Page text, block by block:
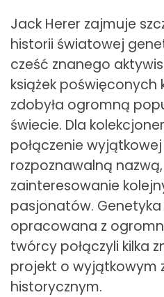
Jack Herer zajmuje
historii światowej
cześć znanego
książek poświęconych
zdobyła ogromną
świecie. Dla
połączenie
rozpoznawalną
zainteresowanie
pasjonatów. Genetyka
opracowana z
twórcy połączyli kilka
projekt o wyjątkowym
historycznym.